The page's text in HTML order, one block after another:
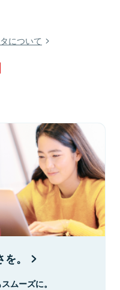
について
。
ムーズに。